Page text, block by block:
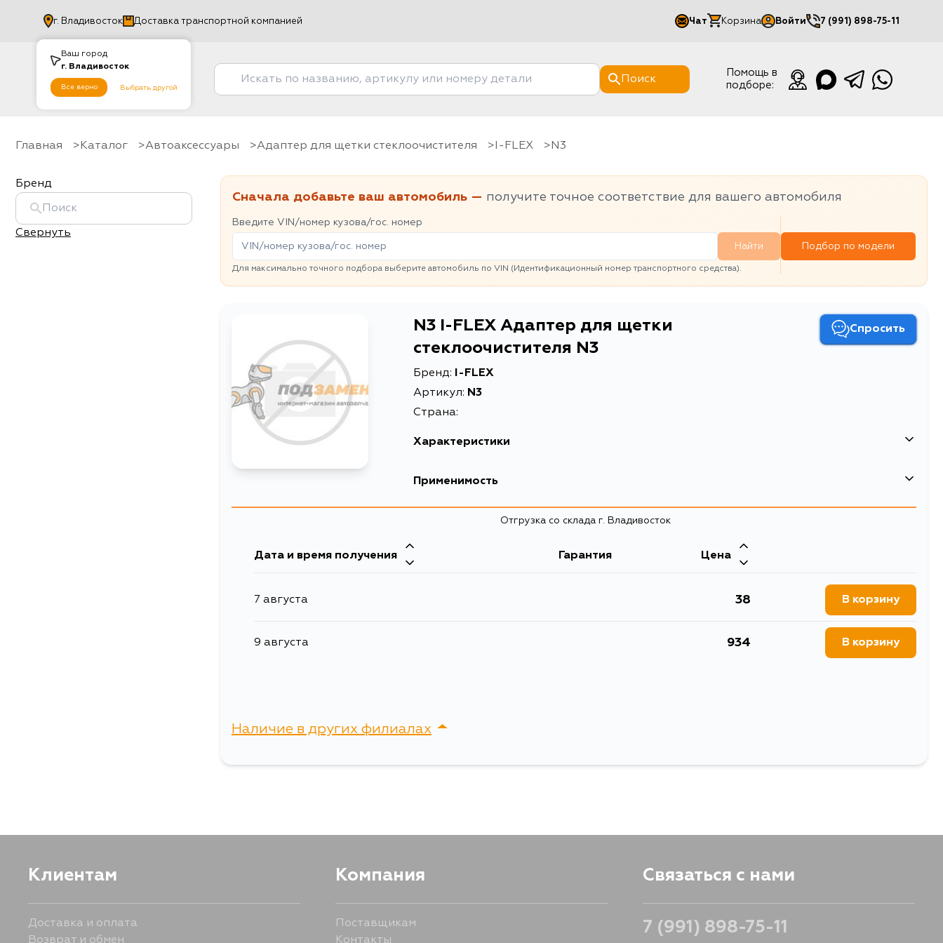
Ваш город
г. Владивосток
Все верно Выбрать другой
г. Владивосток Доставка транспортной компанией Чат Корзина Войти
Мой кабинет
7 (991) 898-75-11
Поиск
Помощь в
подборе:
Главная Каталог Автоаксессуары Адаптер для щетки стеклоочистителя I-FLEX N3
Бренд
Свернуть
Сначала добавьте ваш автомобиль — получите точное соответствие для вашего автомобиля
Введите VIN/номер кузова/гос. номер
Найти
Для максимально точного подбора выберите автомобиль по VIN (Идентификационный номер транспортного средства).
Подбор по модели
N3 I-FLEX Адаптер для щетки
стеклоочистителя N3
Спросить
Бренд:
I-FLEX
Артикул: N3
Страна:
Характеристики
Применимость
Отгрузка со склада г. Владивосток
Дата и время получения Гарантия Цена
7 августа 38 В корзину
9 августа 934 В корзину
Наличие в других филиалах
Клиентам
Доставка и оплата
Возврат и обмен
Компания
Поставщикам
Контакты
Связаться с нами
7 (991) 898-75-11